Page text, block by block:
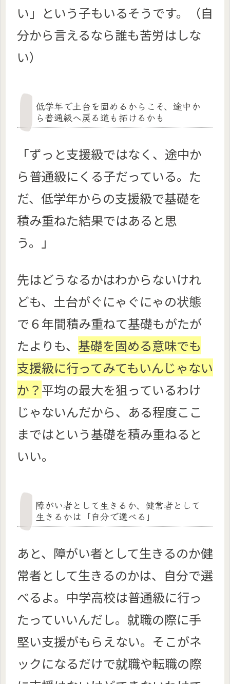
い」という子もいるそうです。（自
分から言えるなら誰も苦労はしな
い）
低学年で土台を固めるからこそ、途中か
ら普通級へ戻る道も拓けるかも
「ずっと支援級ではなく、途中か
ら普通級にくる子だっている。た
だ、低学年からの支援級で基礎を
積み重ねた結果ではあると思
う。」
先はどうなるかはわからないけれ
ども、土台がぐにゃぐにゃの状態
で６年間積み重ねて基礎もがたが
たよりも、 基礎を固める意味でも
支援級に行ってみてもいんじゃない
か？ 平均の最大を狙っているわけ
じゃないんだから、ある程度ここ
まではという基礎を積み重ねると
いい。
障がい者として生きるか、健常者として
生きるかは「自分で選べる」
あと、障がい者として生きるのか健
常者として生きるのかは、自分で選
べるよ。中学高校は普通級に行っ
たっていいんだし。就職の際に手
堅い支援がもらえない。そこがネ
ックになるだけで就職や転職の際